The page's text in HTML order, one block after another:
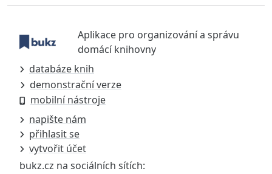
Aplikace pro organizování a správu
domácí knihovny
databáze knih
demonstrační verze
mobilní nástroje
napište nám
přihlasit se
vytvořit účet
bukz.cz na sociálních sítích: